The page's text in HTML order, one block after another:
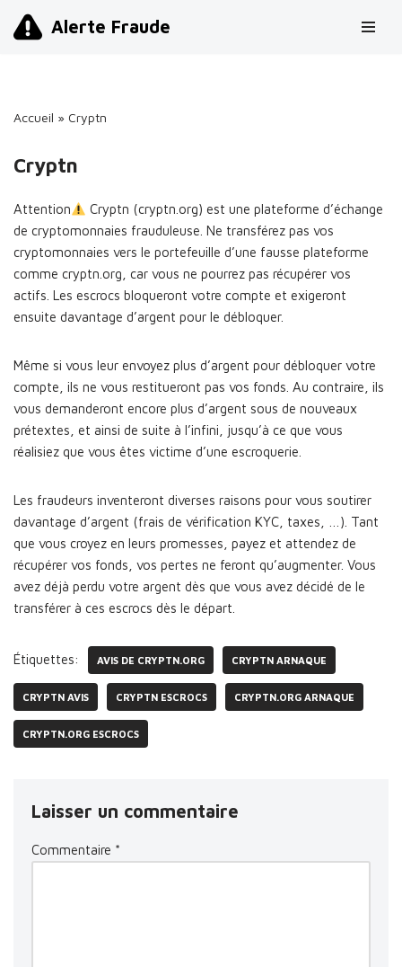
Alerte Fraude
Accueil » Cryptn
Cryptn
Attention
Cryptn (cryptn.org) est une plateforme d’échange
de cryptomonnaies frauduleuse. Ne transférez pas vos
cryptomonnaies vers le portefeuille d’une fausse plateforme
comme cryptn.org, car vous ne pourrez pas récupérer vos
actifs. Les escrocs bloqueront votre compte et exigeront
ensuite davantage d’argent pour le débloquer.
Même si vous leur envoyez plus d’argent pour débloquer votre
compte, ils ne vous restitueront pas vos fonds. Au contraire, ils
vous demanderont encore plus d’argent sous de nouveaux
prétextes, et ainsi de suite à l’infini, jusqu’à ce que vous
réalisiez que vous êtes victime d’une escroquerie.
Les fraudeurs inventeront diverses raisons pour vous soutirer
davantage d’argent (frais de vérification KYC, taxes, …). Tant
que vous croyez en leurs promesses, payez et attendez de
récupérer vos fonds, vos pertes ne feront qu’augmenter. Vous
avez déjà perdu votre argent dès que vous avez décidé de le
transférer à ces escrocs dès le départ.
Étiquettes: AVIS DE CRYPTN.ORG CRYPTN ARNAQUE
CRYPTN AVIS CRYPTN ESCROCS CRYPTN.ORG ARNAQUE
CRYPTN.ORG ESCROCS
Laisser un commentaire
Commentaire *